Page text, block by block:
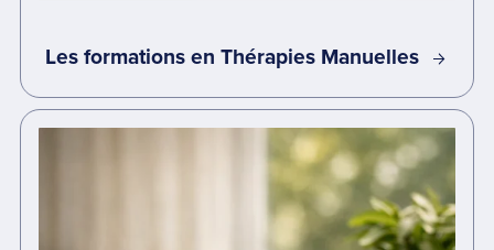
Les formations en Thérapies Manuelles